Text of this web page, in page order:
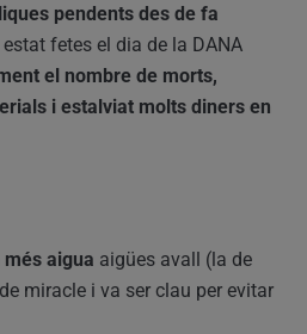
pendents des de fa
fetes el dia de la DANA
el nombre de morts,
i estalviat molts diners en
aigua aigües avall (la de
miracle i va ser clau per evitar